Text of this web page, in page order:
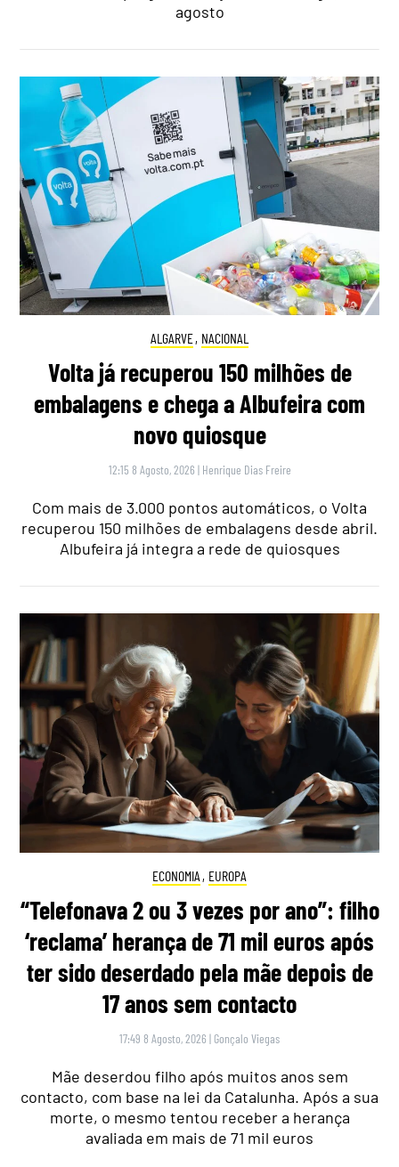
agosto
ALGARVE, NACIONAL
Volta já recuperou 150 milhões de
embalagens e chega a Albufeira com
novo quiosque
12:15 8 Agosto, 2026 | Henrique Dias Freire
Com mais de 3.000 pontos automáticos, o Volta
recuperou 150 milhões de embalagens desde abril.
Albufeira já integra a rede de quiosques
ECONOMIA , EUROPA
“Telefonava 2 ou 3 vezes por ano”: filho
‘reclama’ herança de 71 mil euros após
ter sido deserdado pela mãe depois de
17 anos sem contacto
17:49 8 Agosto, 2026 | Gonçalo Viegas
Mãe deserdou filho após muitos anos sem
contacto, com base na lei da Catalunha. Após a sua
morte, o mesmo tentou receber a herança
avaliada em mais de 71 mil euros